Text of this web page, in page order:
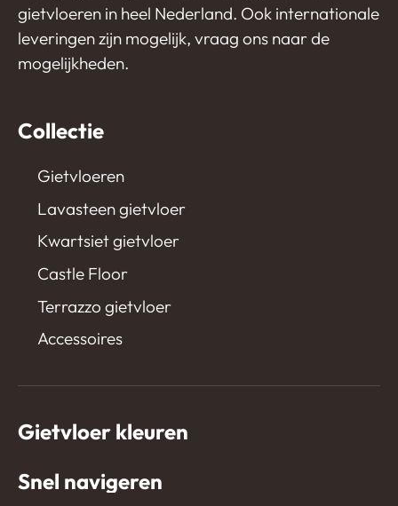
gietvloeren in heel Nederland. Ook internationale
leveringen zijn mogelijk, vraag ons naar de
mogelijkheden.
Collectie
Gietvloeren
Lavasteen gietvloer
Kwartsiet gietvloer
Castle Floor
Terrazzo gietvloer
Accessoires
Gietvloer kleuren
Snel navigeren